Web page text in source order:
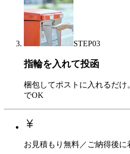
STEP03
指輪を入れて投函
梱包してポストに入れるだ
でOK
お見積もり無料／ご納得後